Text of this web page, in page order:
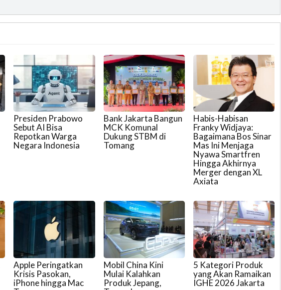
Presiden Prabowo
Sebut AI Bisa
Repotkan Warga
Negara Indonesia
Bank Jakarta Bangun
MCK Komunal
Dukung STBM di
Tomang
Habis-Habisan
Franky Widjaya:
Bagaimana Bos Sinar
Mas Ini Menjaga
Nyawa Smartfren
Hingga Akhirnya
Merger dengan XL
Axiata
Apple Peringatkan
Krisis Pasokan,
iPhone hingga Mac
Mobil China Kini
Mulai Kalahkan
Produk Jepang,
5 Kategori Produk
yang Akan Ramaikan
IGHE 2026 Jakarta